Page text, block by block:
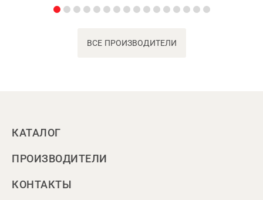
ВСЕ ПРОИЗВОДИТЕЛИ
КАТАЛОГ
ПРОИЗВОДИТЕЛИ
КОНТАКТЫ